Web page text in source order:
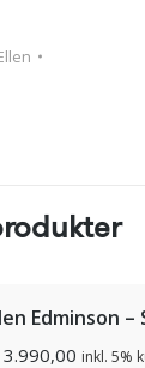
Edminson
3.990,00 inkl. 5%